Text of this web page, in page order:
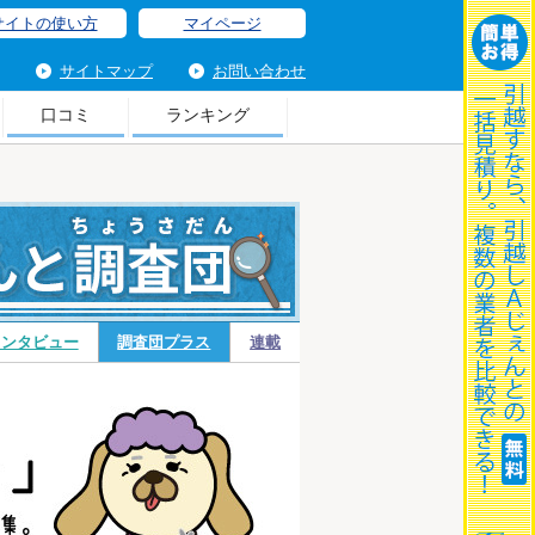
イトの使い方 マイページ
サイトマップ お問い合わせ
口コミ ランキング
タビュー 調査団プラス 連載